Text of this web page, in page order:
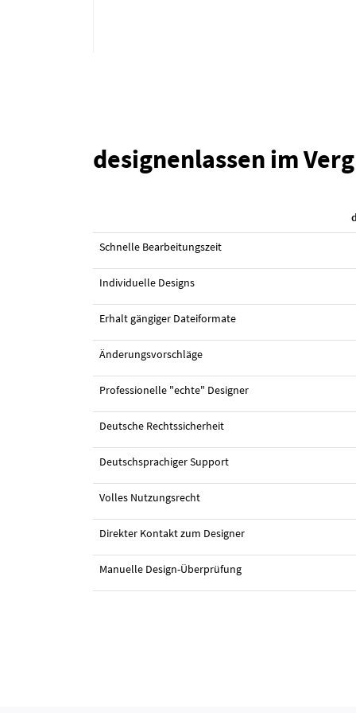
#1 Design vonWiener
designenlassen im
Schnelle Bearbeitungszeit
Individuelle Designs
Erhalt gängiger Dateiformate
Änderungsvorschläge
Professionelle "echte" Designer
Deutsche Rechtssicherheit
Deutschsprachiger Support
Volles Nutzungsrecht
Direkter Kontakt zum Designer
Manuelle Design-Überprüfung